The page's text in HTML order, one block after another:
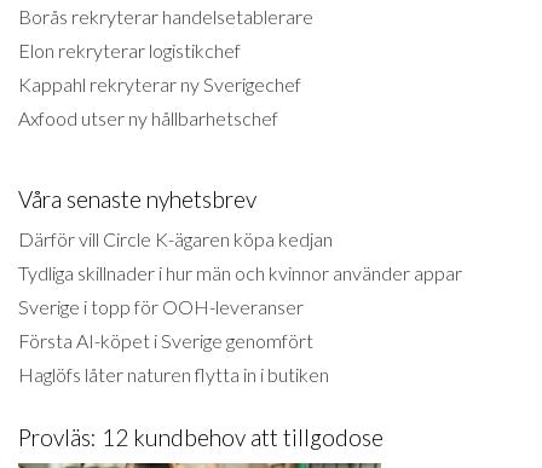
Borås rekryterar handelsetablerare
Elon rekryterar logistikchef
Kappahl rekryterar ny Sverigechef
Axfood utser ny hållbarhetschef
Våra senaste nyhetsbrev
Därför vill Circle K-ägaren köpa kedjan
Tydliga skillnader i hur män och kvinnor använder appar
Sverige i topp för OOH-leveranser
Första AI-köpet i Sverige genomfört
Haglöfs låter naturen flytta in i butiken
Provläs: 12 kundbehov att tillgodose